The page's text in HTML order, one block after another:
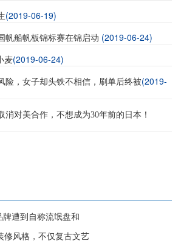
(2019-06-19)
帆船帆板锦标赛在锦启动 (2019-06-24)
麦(2019-06-24)
险，女子却头铁不相信，刷单后终被(2019-
消对美合作，不想成为30年前的日本！
牌遭到自称流氓盘和
修风格，不仅复古文艺